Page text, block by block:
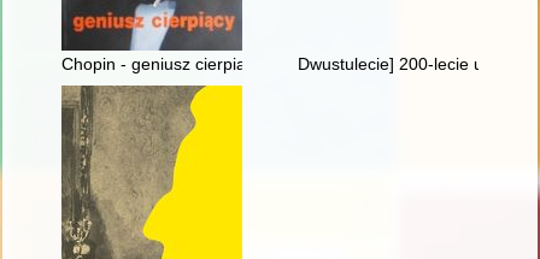
Chopin - geniusz cierpiący Dwustulecie] 200-lecie urodzin